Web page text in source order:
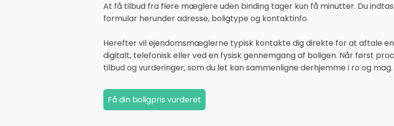
At få tilbud fra flere mæglere uden binding tager kun få minutter. Du
formular herunder adresse, boligtype og kontaktinfo.
Herefter vil ejendomsmæglerne typisk kontakte dig direkte for at aftale
digitalt, telefonisk eller ved en fysisk gennemgang af boligen. Når først
tilbud og vurderinger, som du let kan sammenligne derhjemme i ro og mag.